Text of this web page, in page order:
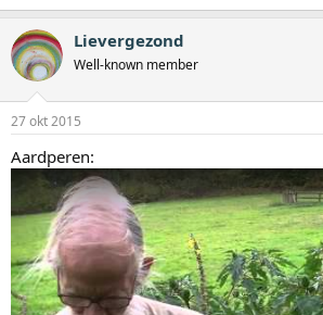
Lievergezond
Well-known member
27 okt 2015
Aardperen: